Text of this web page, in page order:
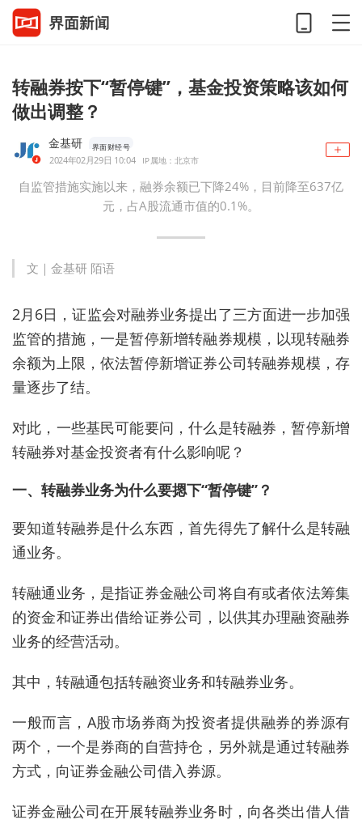
转融券按下“暂停键”，基金投资策略该如何
做出调整？
金基研 界面财经号
2024年02月29日 10:04 IP属地：北京市
自监管措施实施以来，融券余额已下降24%，目前降至637亿
元，占A股流通市值的0.1%。
文｜金基研 陌语
2月6日，证监会对融券业务提出了三方面进一步加强
监管的措施，一是暂停新增转融券规模，以现转融券
余额为上限，依法暂停新增证券公司转融券规模，存
量逐步了结。
对此，一些基民可能要问，什么是转融券，暂停新增
转融券对基金投资者有什么影响呢？
一、转融券业务为什么要摁下“暂停键”？
要知道转融券是什么东西，首先得先了解什么是转融
通业务。
转融通业务，是指证券金融公司将自有或者依法筹集
的资金和证券出借给证券公司，以供其办理融资融券
业务的经营活动。
其中，转融通包括转融资业务和转融券业务。
一般而言，A股市场券商为投资者提供融券的券源有
两个，一个是券商的自营持仓，另外就是通过转融券
方式，向证券金融公司借入券源。
证券金融公司在开展转融券业务时，向各类出借人借